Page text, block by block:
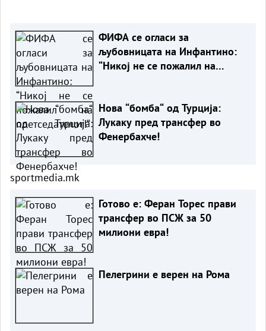
ФИФА се огласи за
љубовницата на Инфантино:
“Никој не се пожалил на
Нова “бомба“ од Турција:
Лукаку пред трансфер во
Фенербахче!
sportmedia.mk
Готово е: Феран Торес прави
трансфер во ПСЖ за 50
милиони евра!
Пелегрини е верен на Рома